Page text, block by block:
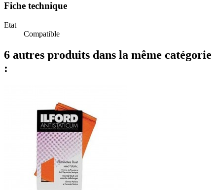
Fiche technique
Etat
Compatible
6 autres produits dans la même catégorie
: